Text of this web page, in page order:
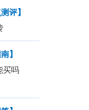
评】
】
买吗